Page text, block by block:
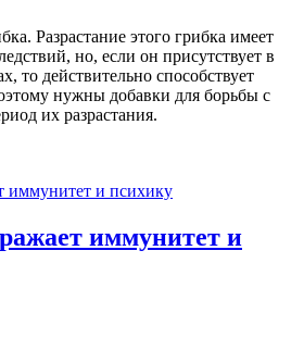
Разрастание этого грибка имеет
но, если он присутствует в
то действительно способствует
нужны добавки для борьбы с
их разрастания.
иммунитет и